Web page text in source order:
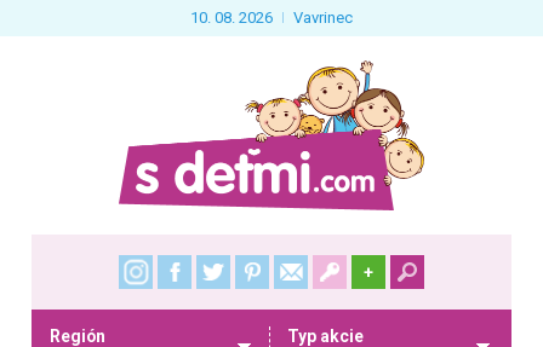
10. 08. 2026 Vavrinec
+
Región Typ akcie